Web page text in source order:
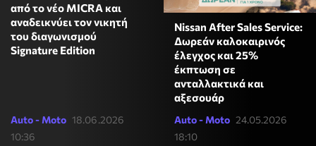
από το νέο MICRA και
αναδεικνύει τον νικητή
του διαγωνισμού
Signature Edition
Auto - Moto 18.06.2026
10:36
Nissan After Sales Service:
Δωρεάν καλοκαιρινός
έλεγχος και 25%
έκπτωση σε
ανταλλακτικά και
αξεσουάρ
Auto - Moto 24.05.2026
18:10